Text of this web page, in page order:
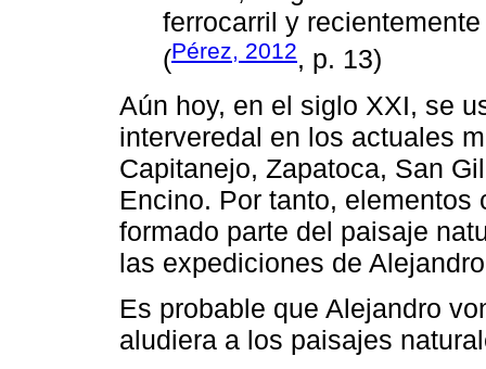
ferrocarril y
(Pérez, 2012, p. 13)
Aún hoy, en el siglo XXI, se
interveredal en los actuales
Capitanejo, Zapatoca, San
Encino. Por tanto,
formado parte del paisaje
las expediciones de
Es probable que Alejandro
aludiera a los paisajes